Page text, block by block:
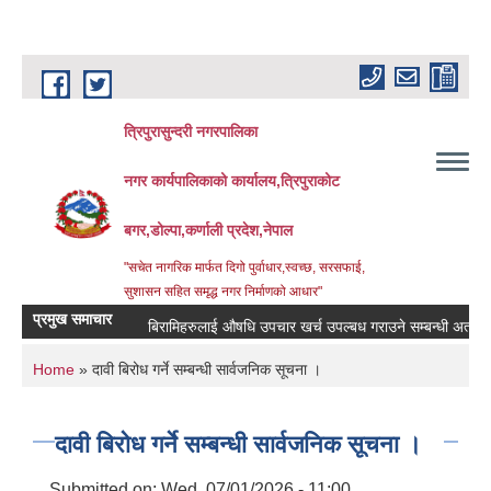
Skip to main content
त्रिपुरासुन्दरी नगरपालिका
नगर कार्यपालिकाको कार्यालय,त्रिपुराकोट
बगर,डोल्पा,कर्णाली प्रदेश,नेपाल
"सचेत नागरिक मार्फत दिगो पुर्वाधार,स्वच्छ, सरसफाई,
सुशासन सहित समृद्ध नगर निर्माणको आधार"
प्रमुख समाचार बिरामिहरुलाई ‍‌औषधि उपचार खर्च उपल्बध गराउने सम्बन्धी अत्यन्त
You are here
Home » दावी बिरोध गर्ने सम्बन्धी सार्वजनिक सूचना ।
दावी बिरोध गर्ने सम्बन्धी सार्वजनिक सूचना ।